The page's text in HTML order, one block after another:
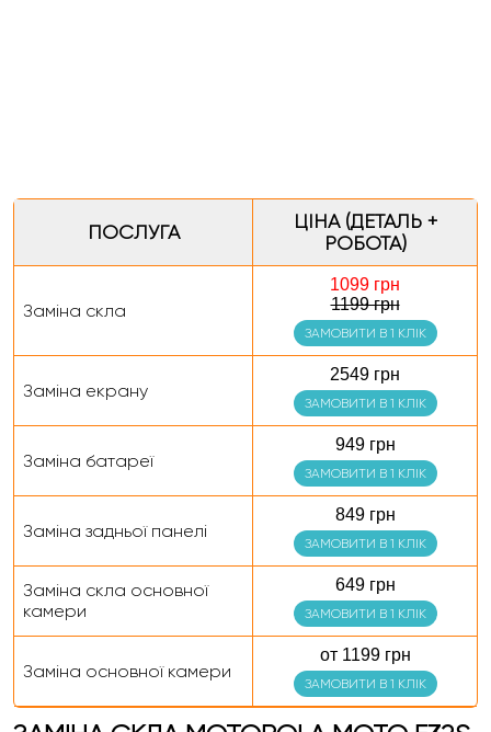
ПОСЛУГА
ЦІНА (ДЕТАЛЬ +
РОБОТА)
Заміна скла
1099 грн
1199 грн
ЗАМОВИТИ В 1 КЛІК
Заміна екрану
2549 грн
ЗАМОВИТИ В 1 КЛІК
Заміна батареї
949 грн
ЗАМОВИТИ В 1 КЛІК
Заміна задньої панелі
849 грн
ЗАМОВИТИ В 1 КЛІК
Заміна скла основної
камери
649 грн
ЗАМОВИТИ В 1 КЛІК
Заміна основної камери
от 1199 грн
ЗАМОВИТИ В 1 КЛІК